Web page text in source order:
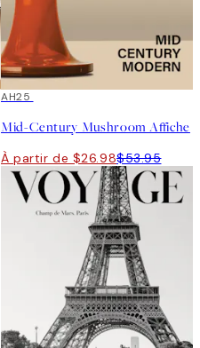
50%*
AH25
Mid-Century Mushroom Affiche
À partir de $26.98$53.95